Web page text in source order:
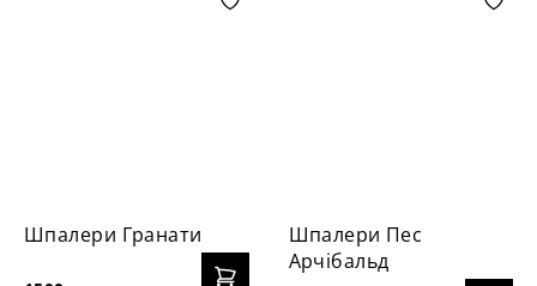
Шпалери Гранати
Шпалери Пес
Арчібальд